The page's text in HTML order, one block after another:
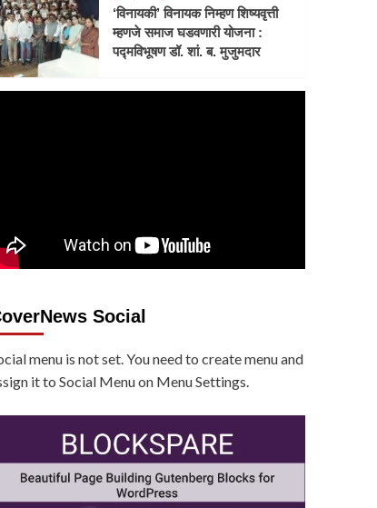
‘विनायकी’ विनायक निम्हण शिष्यवृत्ती
म्हणजे समाज घडवणारी योजना :
पद्मविभूषण डॉ. शां. ब. मुजुमदार
Social
menu is not set. You need to create menu and
it to Social Menu on Menu Settings.